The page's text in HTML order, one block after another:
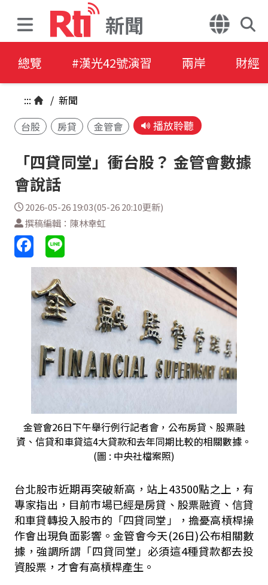
新聞
總覽 #漢光42號演習 兩岸 財經
::: / 新聞
台股
房貸 金管會 播放聆聽
「四貸同堂」衝台股？ 金管會數據
會說話
2026-05-26 19:03(05-26 20:10更新)
撰稿編輯：陳林幸虹
金管會26日下午舉行例行記者會，公布房貸、股票融
資、信貸和車貸這4大貸款和去年同期比較的相關數據。
(圖 : 中央社檔案照)
台北股市近期再突破新高，站上43500點之上，有
專家指出，目前市場已經是房貸、股票融資、信貸
和車貸轉投入股市的「四貸同堂」，擔憂高槓桿操
作會出現負面影響。金管會今天(26日)公布相關數
據，強調所謂「四貸同堂」必須這4種貸款都去投
資股票，才會有高槓桿產生。